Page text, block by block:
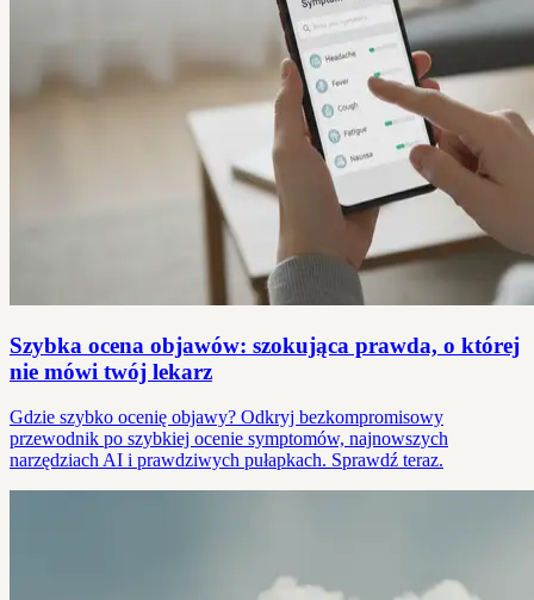
Szybka ocena objawów: szokująca prawda, o której
nie mówi twój lekarz
Gdzie szybko ocenię objawy? Odkryj bezkompromisowy
przewodnik po szybkiej ocenie symptomów, najnowszych
narzędziach AI i prawdziwych pułapkach. Sprawdź teraz.